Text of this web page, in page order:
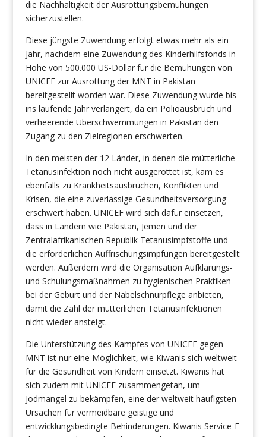
die Nachhaltigkeit der Ausrottungsbemühungen
sicherzustellen.
Diese jüngste Zuwendung erfolgt etwas mehr als ein
Jahr, nachdem eine Zuwendung des Kinderhilfsfonds in
Höhe von 500.000 US-Dollar für die Bemühungen von
UNICEF zur Ausrottung der MNT in Pakistan
bereitgestellt worden war. Diese Zuwendung wurde bis
ins laufende Jahr verlängert, da ein Polioausbruch und
verheerende Überschwemmungen in Pakistan den
Zugang zu den Zielregionen erschwerten.
In den meisten der 12 Länder, in denen die mütterliche
Tetanusinfektion noch nicht ausgerottet ist, kam es
ebenfalls zu Krankheitsausbrüchen, Konflikten und
Krisen, die eine zuverlässige Gesundheitsversorgung
erschwert haben. UNICEF wird sich dafür einsetzen,
dass in Ländern wie Pakistan, Jemen und der
Zentralafrikanischen Republik Tetanusimpfstoffe und
die erforderlichen Auffrischungsimpfungen bereitgestellt
werden. Außerdem wird die Organisation Aufklärungs-
und Schulungsmaßnahmen zu hygienischen Praktiken
bei der Geburt und der Nabelschnurpflege anbieten,
damit die Zahl der mütterlichen Tetanusinfektionen
nicht wieder ansteigt.
Die Unterstützung des Kampfes von UNICEF gegen
MNT ist nur eine Möglichkeit, wie Kiwanis sich weltweit
für die Gesundheit von Kindern einsetzt. Kiwanis hat
sich zudem mit UNICEF zusammengetan, um
Jodmangel zu bekämpfen, eine der weltweit häufigsten
Ursachen für vermeidbare geistige und
entwicklungsbedingte Behinderungen. Kiwanis Service-F